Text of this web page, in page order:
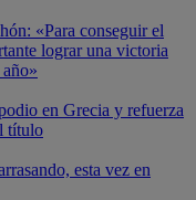
«Para conseguir el
lograr una victoria
en Grecia y refuerza
título
esta vez en